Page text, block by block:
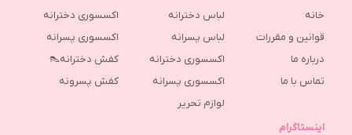
خانه
قوانین و مقررات
درباره ما
تماس با ما
لباس دخترانه
لباس پسرانه
اکسسوری دخترانه
اکسسوری پسرانه
لوازم تحریر
اکسسوری دخترانه
اکسسوری پسرانه
کفش دخترانه👠
كفش پسرونه
اینستاگرام